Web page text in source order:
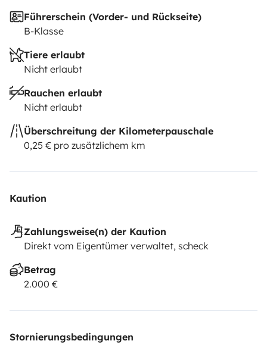
Führerschein (Vorder- und Rückseite)
B-Klasse
Tiere erlaubt
Nicht erlaubt
Rauchen erlaubt
Nicht erlaubt
Überschreitung der Kilometerpauschale
0,25 € pro zusätzlichem km
Kaution
Zahlungsweise(n) der Kaution
Direkt vom Eigentümer verwaltet, scheck
Betrag
2.000 €
Stornierungsbedingungen